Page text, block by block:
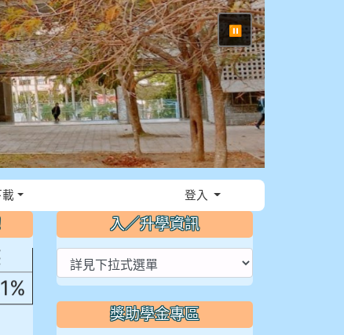
⏸
登入
入／升學資訊
獎助學金專區